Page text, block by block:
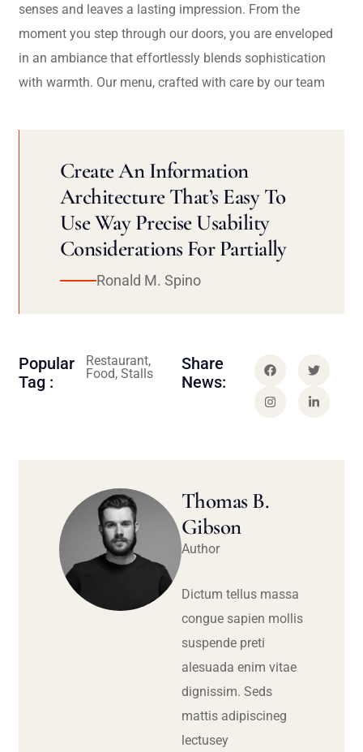
senses and leaves a lasting impression. From the
moment you step through our doors, you are enveloped
in an ambiance that effortlessly blends sophistication
with warmth. Our menu, crafted with care by our team
Create An Information
Architecture That’s Easy To
Use Way Precise Usability
Considerations For Partially
Ronald M. Spino
Popular
Tag :
Restaurant,
Food, Stalls
Share
News:
Thomas B.
Gibson
Author
Dictum tellus massa
congue sapien mollis
suspende preti
alesuada enim vitae
dignissim. Seds
mattis adipiscineg
lectusey